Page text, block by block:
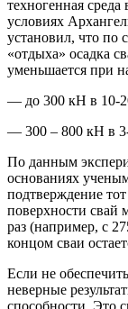
техногенная
условиях
установил, что по
«отдыха» осадка
уменьшается при
— до 300 кН в 10-
— 300 – 800 кН в
По данным
основаниях
подтверждение
поверхности свай
раз (например, с
концом сваи
Если не
неверные
способности. Это